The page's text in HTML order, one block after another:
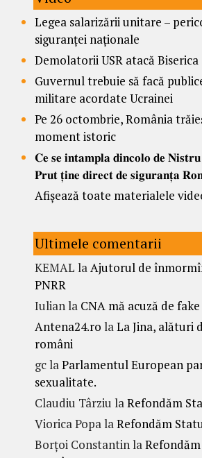
Legea salarizării unitare –
siguranței naționale
Demolatorii USR atacă Biserica
Guvernul trebuie să facă
militare acordate Ucrainei
Pe 26 octombrie, România
moment istoric
𝐂𝐞 𝐬𝐞 𝐢𝐧𝐭𝐚𝐦𝐩𝐥𝐚 𝐝𝐢𝐧𝐜𝐨𝐥𝐨 𝐝𝐞 𝐍𝐢𝐬𝐭𝐫𝐮
𝐏𝐫𝐮𝐭 𝐭̦𝐢𝐧𝐞 𝐝𝐢𝐫𝐞𝐜𝐭 𝐝𝐞 𝐬𝐢𝐠𝐮𝐫𝐚𝐧𝐭̦𝐚
Afișează toate materialele
Ultimele comentarii
KEMAL laAjutorul de
PNRR
Iulianla CNA mă acuză de
Antena24.ro laLa Jina, alături
români
gclaParlamentul European
sexualitate.
Claudiu Târziu laRefondăm
Viorica PopalaRefondăm
Borțoi Constantinla